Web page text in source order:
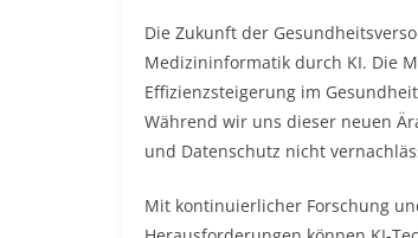
Die Zukunft der
Medizininformatik durch KI. Die
Effizienzsteigerung im
Während wir uns dieser neuen
und Datenschutz nicht
Mit kontinuierlicher Forschung